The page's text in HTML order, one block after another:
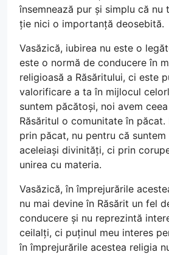
însemnează pur și simplu că nu
ție nici o importanță deosebită.
Vasăzică, iubirea nu este o
este o normă de conducere în
religioasă a Răsăritului, ci este
valorificare a ta în mijlocul
suntem păcătoși, noi avem
Răsăritul o comunitate în
prin păcat, nu pentru că
aceleiași divinități, ci prin
unirea cu materia.
Vasăzică, în împrejurările
nu mai devine în Răsărit un fel
conducere și nu reprezintă
ceilalți, ci puținul meu interes
în împrejurările acestea religia